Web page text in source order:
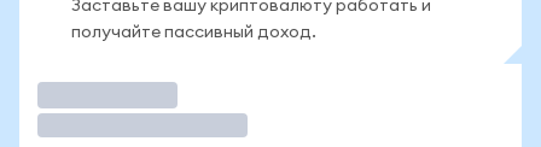
Заставьте вашу криптовалюту работать и
получайте пассивный доход.